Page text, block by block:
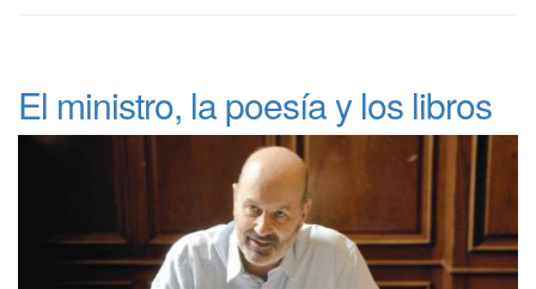
El ministro, la poesía y los libros